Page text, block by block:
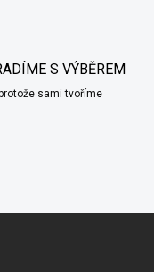
S VÝBĚREM
sami tvoříme